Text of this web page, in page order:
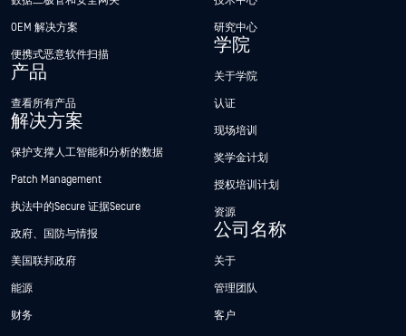
OEM 解决方案
便携式恶意软件扫描
产品
查看所有产品
解决方案
保护支撑人工智能和分析的数据
Patch Management
执法中的Secure 证据Secure
政府、国防与情报
美国联邦政府
能源
财务
研究中心
学院
关于学院
认证
现场培训
奖学金计划
授权培训计划
资源
公司名称
关于
管理团队
客户